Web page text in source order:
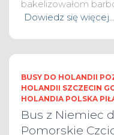
bakelizowałom
Dowiedz się więcej…
BUSY DO HOLANDII
HOLANDII SZCZECIN
HOLANDIA POLSKA
Bus z Niemiec
Pomorskie